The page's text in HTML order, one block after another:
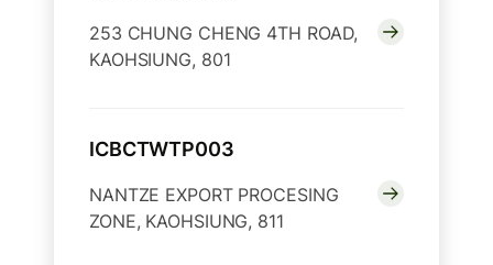
253 CHUNG CHENG 4TH ROAD,
KAOHSIUNG, 801
ICBCTWTP003
NANTZE EXPORT PROCESING
ZONE, KAOHSIUNG, 811